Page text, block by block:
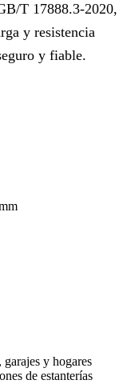
T 17888.3-2020,
y resistencia
y fiable.
y hogares
de estanterías